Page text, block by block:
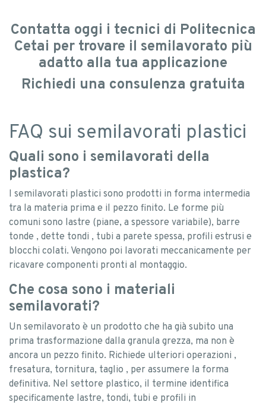
Contatta oggi i tecnici di Politecnica
Cetai per trovare il semilavorato più
adatto alla tua applicazione
Richiedi una consulenza gratuita
FAQ sui semilavorati plastici
Quali sono i semilavorati della
plastica?
I semilavorati plastici sono prodotti in forma intermedia
tra la materia prima e il pezzo finito. Le forme più
comuni sono lastre (piane, a spessore variabile), barre
tonde , dette tondi , tubi a parete spessa, profili estrusi e
blocchi colati. Vengono poi lavorati meccanicamente per
ricavare componenti pronti al montaggio.
Che cosa sono i materiali
semilavorati?
Un semilavorato è un prodotto che ha già subito una
prima trasformazione dalla granula grezza, ma non è
ancora un pezzo finito. Richiede ulteriori operazioni ,
fresatura, tornitura, taglio , per assumere la forma
definitiva. Nel settore plastico, il termine identifica
specificamente lastre, tondi, tubi e profili in